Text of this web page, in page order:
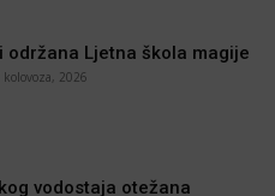
održana Ljetna škola magije
kolovoza, 2026
vodostaja otežana